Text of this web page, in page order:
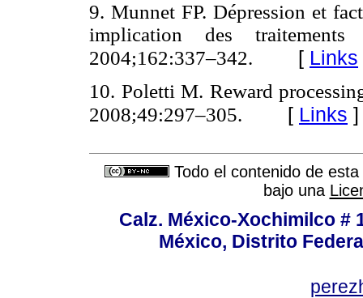
9. Munnet FP. Dépression et
implication des
2004;162:337–342. [ Links
10. Poletti M. Reward
2008;49:297–305. [ Links ]
Todo el contenido de
bajo una
Calz. México-Xochimilco #
México, Distrito